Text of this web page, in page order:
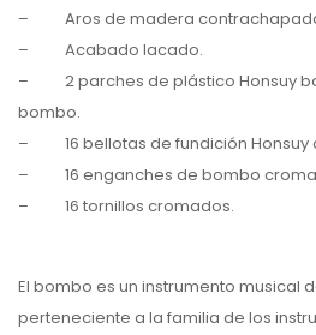
– Aros de madera
– Acabado lacado.
– 2 parches de plástico Honsuy
bombo.
– 16 bellotas de fundición Honsuy
– 16 enganches de bombo
– 16 tornillos cromados.
El bombo es un instrumento musical
perteneciente a la familia de los